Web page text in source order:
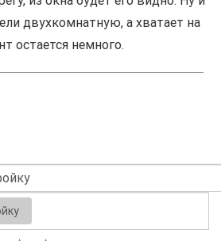
двухкомнатную, а хватает на
остается немного.